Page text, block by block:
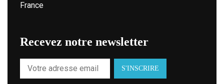
France
Recevez notre newsletter